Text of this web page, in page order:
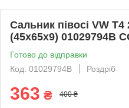
Сальник півосі VW T4
(45x65x9) 01029794B
Готово до відправки
Код: 01029794B
Роздріб
363 ₴ 400 ₴